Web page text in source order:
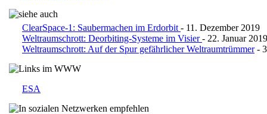
ClearSpace-1: Saubermachen im Erdorbit - 11. Dezember 2019
Weltraumschrott: Deorbiting-Systeme im Visier- 22. Januar 2019
Weltraumschrott: Auf der Spur gefährlicher Weltraumtrümmer-
ESA